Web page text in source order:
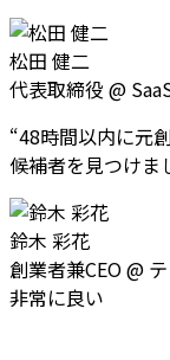
松田 健二
代表取締役 @
“48時間以内に元
候補者を見つけま
鈴木 彩花
創業者兼CEO@
非常に良い